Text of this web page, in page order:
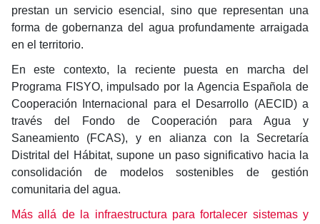
prestan un servicio esencial, sino que representan una
forma de gobernanza del agua profundamente arraigada
en el territorio.
En este contexto, la reciente puesta en marcha del
Programa FISYO, impulsado por la Agencia Española de
Cooperación Internacional para el Desarrollo (AECID) a
través del Fondo de Cooperación para Agua y
Saneamiento (FCAS), y en alianza con la Secretaría
Distrital del Hábitat, supone un paso significativo hacia la
consolidación de modelos sostenibles de gestión
comunitaria del agua.
Más allá de la infraestructura para fortalecer sistemas y